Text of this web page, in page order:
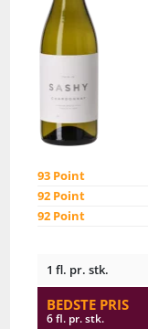
93 Point
92 Point
92 Point
1 fl. pr. stk.
BEDSTE PRIS
6 fl. pr. stk.